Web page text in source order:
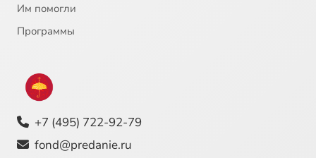
Им помогли
Программы
+7 (495) 722-92-79
fond@predanie.ru